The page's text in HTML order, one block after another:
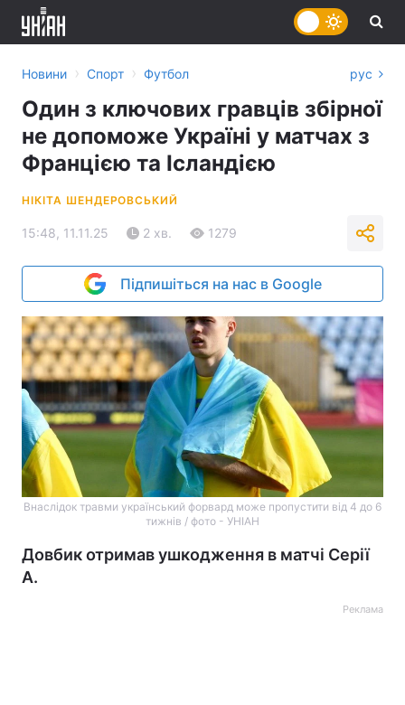
Новини › Спорт › Футбол рус
Один з ключових гравців збірної
не допоможе Україні у матчах з
Францією та Ісландією
НІКІТА ШЕНДЕРОВСЬКИЙ
15:48, 11.11.25 2 хв. 1279
Підпишіться на нас в Google
Внаслідок травми український форвард може пропустити від 4 до 6
тижнів / фото - УНІАН
Довбик отримав ушкодження в матчі Серії
А.
Реклама